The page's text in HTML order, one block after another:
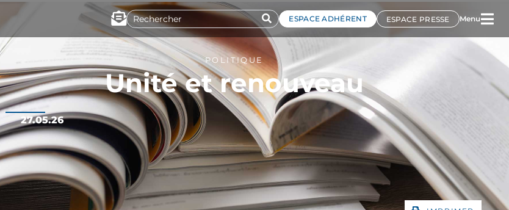
ESPACE ADHÉRENT ESPACE PRESSE Menu
POLITIQUE
Unité et renouveau
27.05.26